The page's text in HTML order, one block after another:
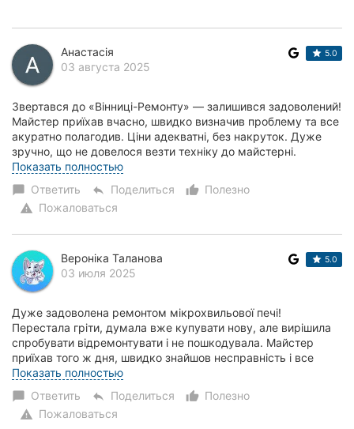
Анастасія
03 августа 2025
5.0
Звертався до «Вінниці-Ремонту» — залишився задоволений!
Майстер приїхав вчасно, швидко визначив проблему та все
акуратно полагодив. Ціни адекватні, без накруток. Дуже
зручно, що не довелося везти техніку до майстерні.
Рекомендую цей сервіс усім, хто...
Показать полностью
chat_bubble Ответить reply Поделиться thumb_up_alt
Полезно
warning Пожаловаться
Вероніка Таланова
03 июля 2025
5.0
Дуже задоволена ремонтом мікрохвильової печі!
Перестала гріти, думала вже купувати нову, але вирішила
спробувати відремонтувати і не пошкодувала. Майстер
приїхав того ж дня, швидко знайшов несправність і все
полагодив прямо на місці. Ввічливий, пункт...
Показать полностью
chat_bubble Ответить reply Поделиться thumb_up_alt
Полезно
warning Пожаловаться